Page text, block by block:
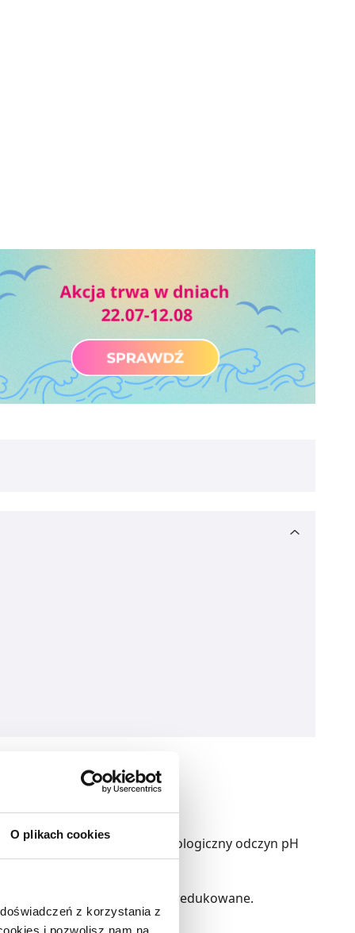
O plikach cookies
z korzystania z
i pozwolisz nam na
natłuszcza, przywraca fizjologiczny odczyn pH
zaczerwienienia zredukowane.